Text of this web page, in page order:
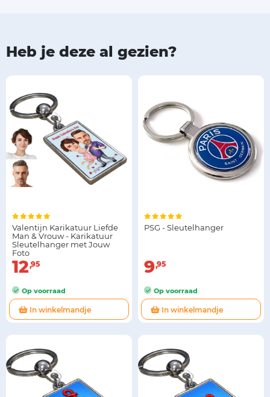
Heb je deze al gezien?
Valentijn Karikatuur Liefde
Man & Vrouw - Karikatuur
Sleutelhanger met Jouw
Foto
12 95
Op voorraad
In winkelmandje
PSG - Sleutelhanger
9 95
Op voorraad
In winkelmandje